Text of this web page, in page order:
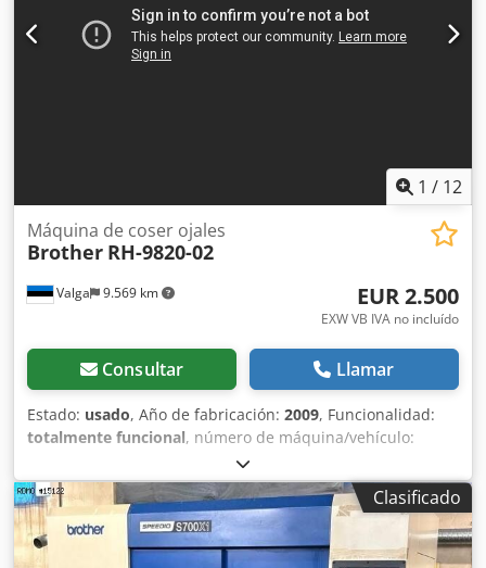
1 / 12
Valga 9.569 km
Máquina de coser ojales
Brother RH-9820-02
EUR 2.500
EXW VB IVA no incluído
Consultar Llamar
Estado: usado, Año de fabricación: 2009, Funcionalidad:
totalmente funcional, número de máquina/vehículo:
, potencia del servomotor:
entrada:400 V, tipo de corriente de entrada:trifásico,
conexión neumática:6 bar, conexión de aire comprimido:6
bar
, Máquina de coser electrónica para ojales Brother RH-
9820-02: estación de trabajo industrial completa. Se vende
Clasificado